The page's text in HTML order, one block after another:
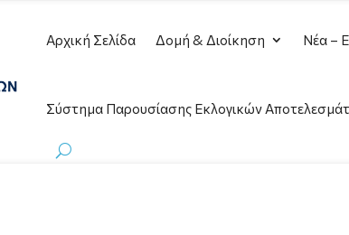
Αρχική Σελίδα Δομή & Διοίκηση Νέα –
Σύστημα Παρουσίασης Εκλογικών